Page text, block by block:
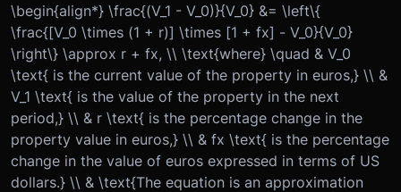
\begin{align*} \frac{(V_1 - V_0)}{V_0} &= \left\{
\frac{[V_0 \times (1 + r)] \times [1 + fx] - V_0}{V_0}
\right\} \approx r + fx, \\ \text{where} \quad & V_0
\text{ is the current value of the property in euros,} \\ &
V_1 \text{ is the value of the property in the next
period,} \\ & r \text{ is the percentage change in the
property value in euros,} \\ & fx \text{ is the percentage
change in the value of euros expressed in terms of US
dollars.} \\ & \text{The equation is an approximation